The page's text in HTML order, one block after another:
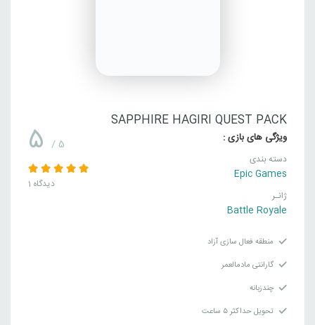
SAPPHIRE HAGIRI QUEST PACK
ویژگی های بازی :
دسته بندی
Epic Games
ژانـر
Battle Royale
5 / 5
1 دیدگاه
منطقه فعال سازی آزاد
گارانتی مادمالعمر
چندزبانه
تحویل حداکثر ۵ ساعت